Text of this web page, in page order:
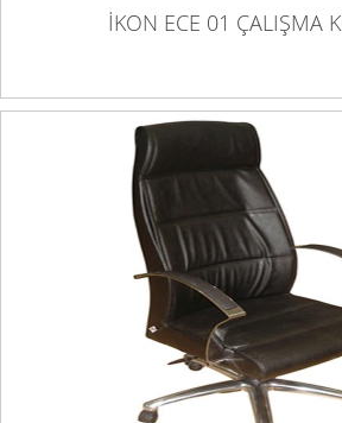
İKON ECE 01 ÇALIŞMA
İKON FLAMINGO 01